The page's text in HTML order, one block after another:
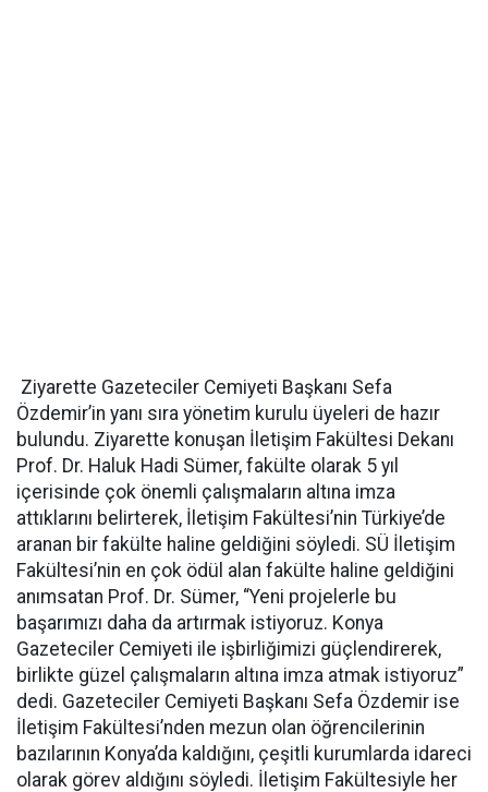
Ziyarette Gazeteciler Cemiyeti Başkanı Sefa
Özdemir’in yanı sıra yönetim kurulu üyeleri de hazır
bulundu. Ziyarette konuşan İletişim Fakültesi Dekanı
Prof. Dr. Haluk Hadi Sümer, fakülte olarak 5 yıl
içerisinde çok önemli çalışmaların altına imza
attıklarını belirterek, İletişim Fakültesi’nin Türkiye’de
aranan bir fakülte haline geldiğini söyledi. SÜ İletişim
Fakültesi’nin en çok ödül alan fakülte haline geldiğini
anımsatan Prof. Dr. Sümer, “Yeni projelerle bu
başarımızı daha da artırmak istiyoruz. Konya
Gazeteciler Cemiyeti ile işbirliğimizi güçlendirerek,
birlikte güzel çalışmaların altına imza atmak istiyoruz”
dedi. Gazeteciler Cemiyeti Başkanı Sefa Özdemir ise
İletişim Fakültesi’nden mezun olan öğrencilerinin
bazılarının Konya’da kaldığını, çeşitli kurumlarda idareci
olarak görev aldığını söyledi. İletişim Fakültesiyle her